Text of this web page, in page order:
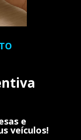
e
veículos!